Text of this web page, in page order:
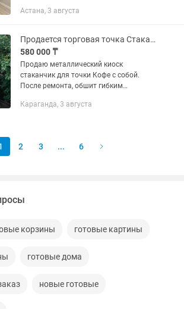
Астана, 3 августа
Продается торговая точка Стаканчик
580 000 ₸
Продаю металлический киоск
стаканчик для точки Кофе с собой.
После ремонта, обшит гибким
круглый год, зимой тепло. Внутри
Караганда, 3 августа
2 3 ... 6
корзины готовые картины
готовые дома
новые готовые